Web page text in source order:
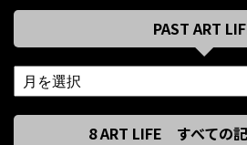
PAST ART
8 ART LIFE すべての